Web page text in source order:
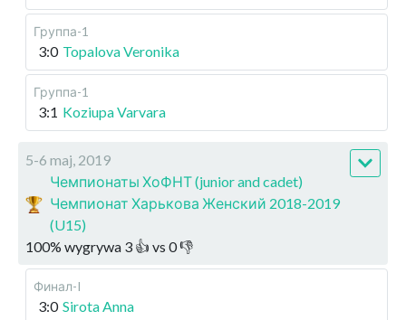
Группа-1
3:0 Topalova Veronika
Группа-1
3:1 Koziupa Varvara
5-6 maj, 2019
Чемпионаты ХоФНТ (junior and cadet)
Чемпионат Харькова Женский 2018-2019
(U15)
100% wygrywa 3 👍 vs 0👎
Финал-I
3:0 Sirota Anna